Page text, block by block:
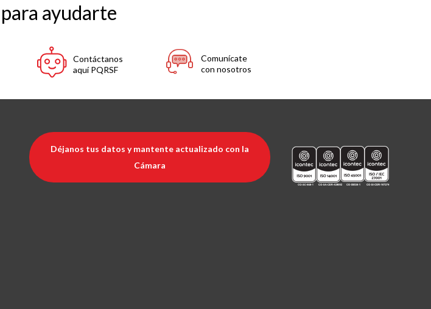
ayudarte
Contáctanos
aquí PQRSF
Comunícate
con nosotros
Déjanos tus datos y mantente actualizado con la
Cámara